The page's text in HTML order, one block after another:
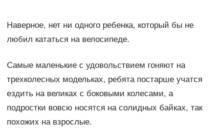
Наверное, нет ни одного ребенка, который бы не
любил кататься на велосипеде.
Самые маленькие с удовольствием гоняют на
трехколесных модельках, ребята постарше учатся
ездить на великах с боковыми колесами, а
подростки вовсю носятся на солидных байках, так
похожих на взрослые.